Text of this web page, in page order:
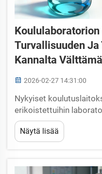
Turvallisuuden
Kannalta
2026-02-27 14:31:00
Nykyiset
erikoistettuihin
opiskelijoille voidaan
teoreettisen tiedon
alkaa...
Näytä lisää